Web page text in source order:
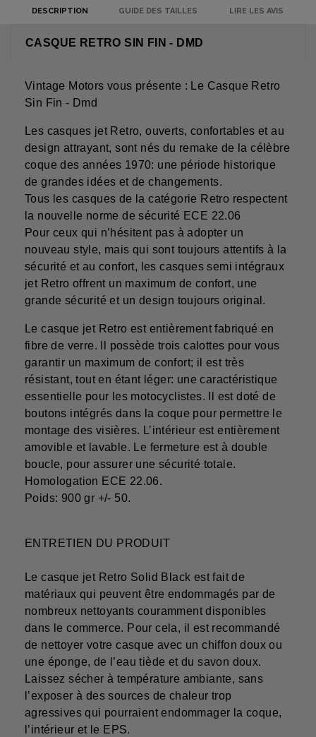
DESCRIPTION GUIDE DES TAILLES LIRE LES AVIS
CASQUE RETRO SIN FIN - DMD
Vintage Motors vous présente : Le Casque Retro
Sin Fin - Dmd
Les casques jet Retro, ouverts, confortables et au
design attrayant, sont nés du remake de la célèbre
coque des années 1970: une période historique
de grandes idées et de changements.
Tous les casques de la catégorie Retro respectent
la nouvelle norme de sécurité ECE 22.06
Pour ceux qui n’hésitent pas à adopter un
nouveau style, mais qui sont toujours attentifs à la
sécurité et au confort, les casques semi intégraux
jet Retro offrent un maximum de confort, une
grande sécurité et un design toujours original.
Le casque jet Retro est entièrement fabriqué en
fibre de verre. Il possède trois calottes pour vous
garantir un maximum de confort; il est très
résistant, tout en étant léger: une caractéristique
essentielle pour les motocyclistes. Il est doté de
boutons intégrés dans la coque pour permettre le
montage des visières. L’intérieur est entièrement
amovible et lavable. Le fermeture est à double
boucle, pour assurer une sécurité totale.
Homologation ECE 22.06.
Poids: 900 gr +/- 50.
ENTRETIEN DU PRODUIT
Le casque jet Retro Solid Black est fait de
matériaux qui peuvent être endommagés par de
nombreux nettoyants couramment disponibles
dans le commerce. Pour cela, il est recommandé
de nettoyer votre casque avec un chiffon doux ou
une éponge, de l’eau tiède et du savon doux.
Laissez sécher à température ambiante, sans
l’exposer à des sources de chaleur trop
agressives qui pourraient endommager la coque,
l’intérieur et le EPS.